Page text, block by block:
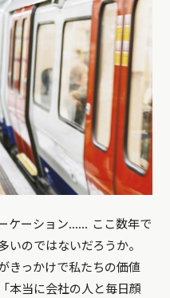
ケーション…… ここ数年で
いのではないだろうか。
きっかけで私たちの価値
本当に会社の人と毎日顔